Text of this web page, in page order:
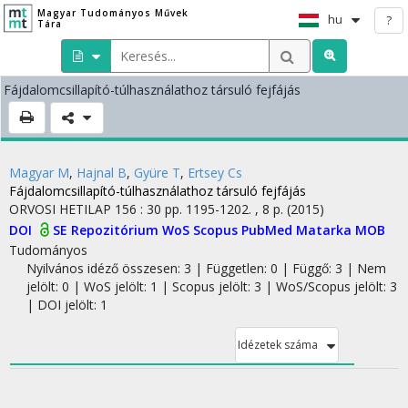
Magyar Tudományos Művek
Tára
hu ?
Fájdalomcsillapító-túlhasználathoz társuló fejfájás
Magyar M, Hajnal B, Gyüre T, Ertsey Cs
Fájdalomcsillapító-túlhasználathoz társuló fejfájás
ORVOSI HETILAP 156 : 30 pp. 1195-1202. , 8 p. (2015)
DOI
SE Repozitórium WoS Scopus PubMed Matarka MOB
Tudományos
Nyilvános idéző összesen: 3 | Független: 0 | Függő: 3 | Nem
jelölt: 0 | WoS jelölt: 1 | Scopus jelölt: 3 | WoS/Scopus jelölt: 3
| DOI jelölt: 1
Idézetek száma